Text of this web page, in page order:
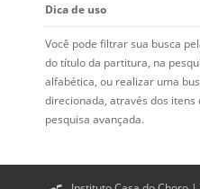
Dica de uso
Você pode filtrar sua busca
do título da partitura, na
alfabética, ou realizar uma
direcionada, através dos itens
pesquisa avançada.